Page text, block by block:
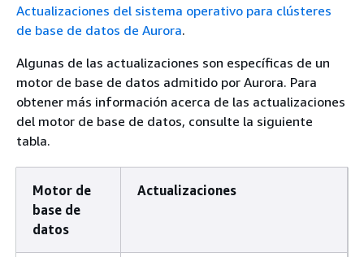
Actualizaciones del sistema operativo para clústeres
de base de datos de Aurora.
Algunas de las actualizaciones son específicas de un
motor de base de datos admitido por Aurora. Para
obtener más información acerca de las actualizaciones
del motor de base de datos, consulte la siguiente
tabla.
Motor de
base de
datos
Actualizaciones